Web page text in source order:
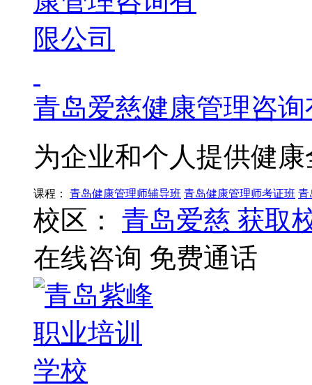
青岛爱慈健康管理咨
为企业和个人提供健
课程： 青岛健康管理师辅导班 青岛健康管理师考证班 青
校区： 青岛爱慈 获取
在线咨询 免费通话